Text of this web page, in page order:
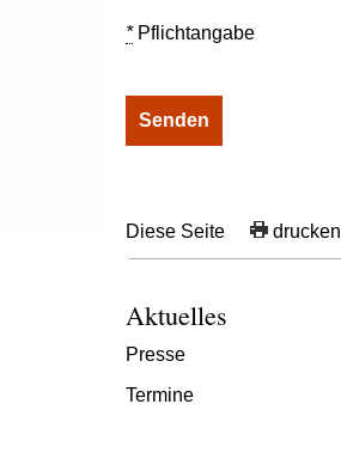
*Pflichtangabe
Diese Seite drucken
Aktuelles
Presse
Termine